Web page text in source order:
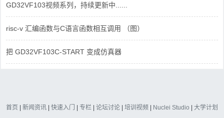
GD32VF103视频系列，持续更新中......
risc-v 汇编函数与C语言函数相互调用 （图）
把 GD32VF103C-START 变成仿真器
首页 | 新闻资讯 | 快速入门 | 专栏 | 论坛讨论 | 培训视频 | Nuclei Studio | 大学计划